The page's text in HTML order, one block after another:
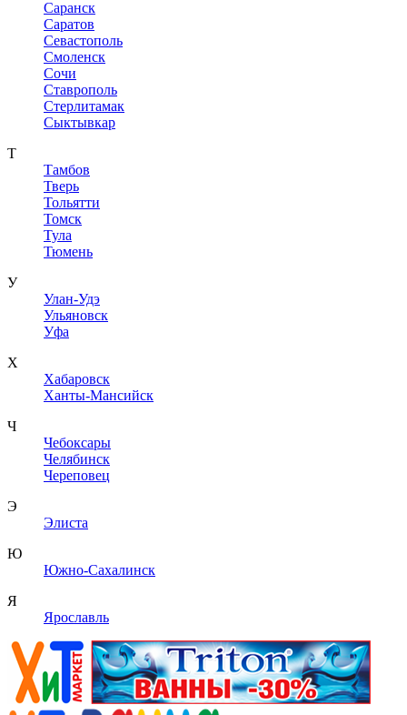
Саранск
Саратов
Севастополь
Смоленск
Сочи
Ставрополь
Стерлитамак
Сыктывкар
Т
Тамбов
Тверь
Тольятти
Томск
Тула
Тюмень
У
Улан-Удэ
Ульяновск
Уфа
Х
Хабаровск
Ханты-Мансийск
Ч
Чебоксары
Челябинск
Череповец
Э
Элиста
Ю
Южно-Сахалинск
Я
Ярославль